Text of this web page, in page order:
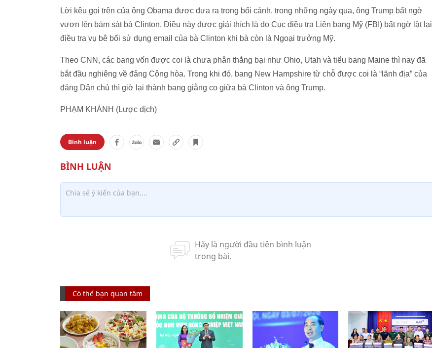
Lời kêu gọi trên của ông Obama được đưa ra trong bối cảnh, trong những ngày qua, ông Trump bất ngờ
vươn lên bám sát bà Clinton. Điều này được giải thích là do Cục điều tra Liên bang Mỹ (FBI) bất ngờ lật lại
điều tra vụ bê bối sử dụng email của bà Clinton khi bà còn là Ngoại trưởng Mỹ.
Theo CNN, các bang vốn được coi là chưa phân thắng bại như Ohio, Utah và tiểu bang Maine thì nay đã
bắt đầu nghiêng về đảng Cộng hòa. Trong khi đó, bang New Hampshire từ chỗ được coi là “lãnh địa” của
đảng Dân chủ thì giờ lại thành bang giằng co giữa bà Clinton và ông Trump.
PHẠM KHÁNH (Lược dịch)
Bình luận
Có thể bạn quan tâm